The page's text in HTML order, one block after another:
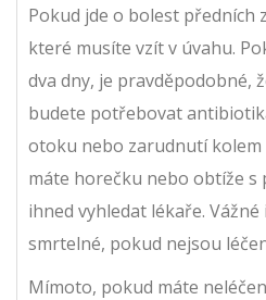
Pokud jde o bolest předních
které musíte vzít v úvahu.
dva dny, je pravděpodobné,
budete potřebovat
otoku nebo zarudnutí
máte horečku nebo obtíže s
ihned vyhledat lékaře.
smrtelné, pokud nejsou
Mímoto, pokud máte